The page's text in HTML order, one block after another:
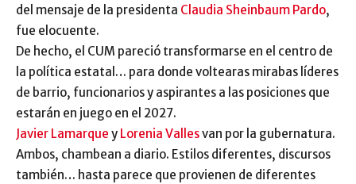
del mensaje de la presidenta Claudia Sheinbaum Pardo,
fue elocuente.
De hecho, el CUM pareció transformarse en el centro de
la política estatal… para donde voltearas mirabas líderes
de barrio, funcionarios y aspirantes a las posiciones que
estarán en juego en el 2027.
Javier Lamarque y Lorenia Vallesvan por la gubernatura.
Ambos, chambean a diario. Estilos diferentes, discursos
también… hasta parece que provienen de diferentes